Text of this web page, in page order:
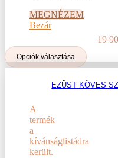
MEGNÉZEM
Bezár
19
Opciók választása
Ennek
a
több
a
EZÜST KÖVES
A
termék
a
kívánságlistádra
került.